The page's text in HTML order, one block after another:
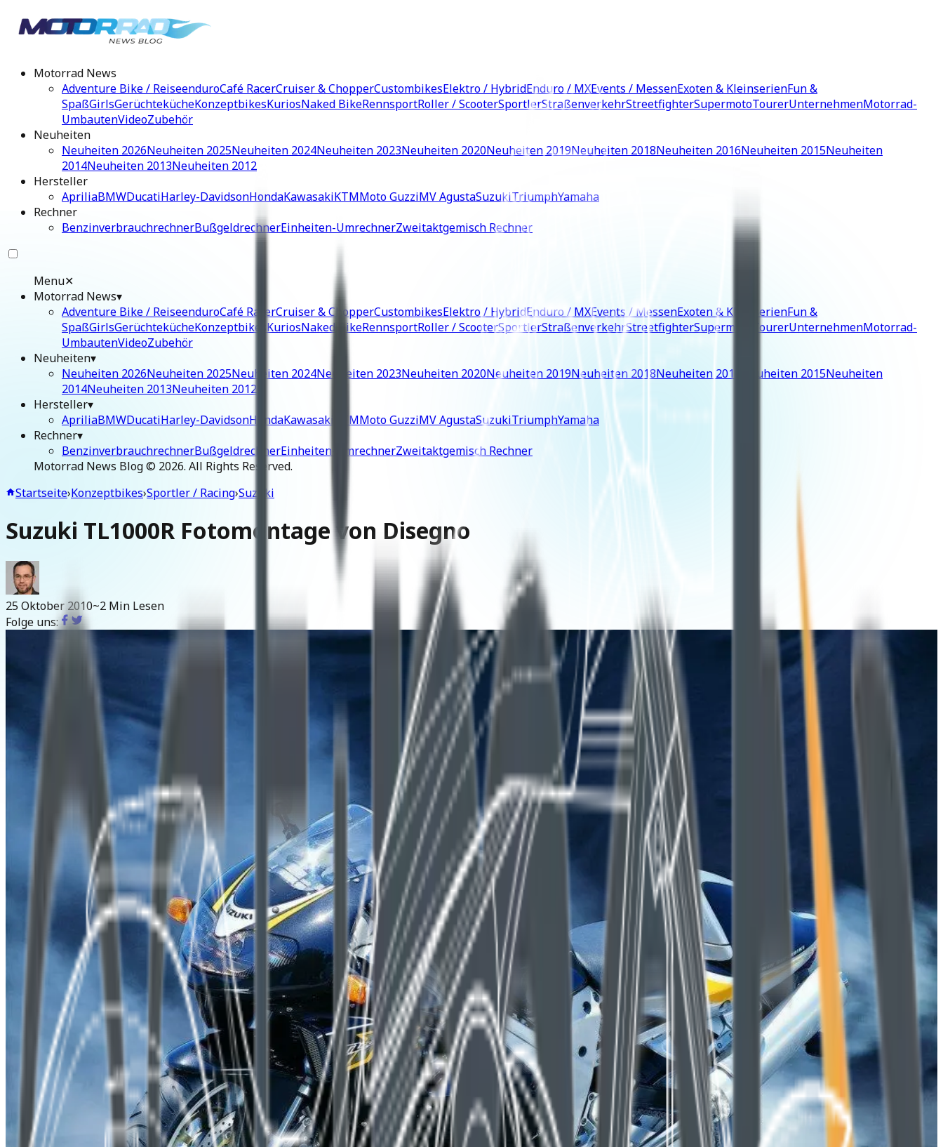
Motorrad News
Adventure Bike / ReiseenduroCafé RacerCruiser & ChopperCustombikesElektro / HybridEnduro / MXEvents / MessenExoten & KleinserienFun &
SpaßGirlsGerüchtekücheKonzeptbikesKuriosNaked BikeRennsportRoller / ScooterSportlerStraßenverkehrStreetfighterSupermotoTourerUnternehmenMotorrad-
UmbautenVideoZubehör
Neuheiten
Neuheiten 2026Neuheiten 2025Neuheiten 2024Neuheiten 2023Neuheiten 2020Neuheiten 2019Neuheiten 2018Neuheiten 2016Neuheiten 2015Neuheiten
2014Neuheiten 2013Neuheiten 2012
Hersteller
ApriliaBMWDucatiHarley-DavidsonHondaKawasakiKTMMoto GuzziMV AgustaSuzukiTriumphYamaha
Rechner
BenzinverbrauchrechnerBußgeldrechnerEinheiten-UmrechnerZweitaktgemisch Rechner
Menu✕
Motorrad News▾
Adventure Bike / ReiseenduroCafé RacerCruiser & ChopperCustombikesElektro / HybridEnduro / MXEvents / MessenExoten & KleinserienFun &
SpaßGirlsGerüchtekücheKonzeptbikes KuriosNaked BikeRennsportRoller / ScooterSportlerStraßenverkehrStreetfighterSupermoto TourerUnternehmenMotorrad-
UmbautenVideoZubehör
Neuheiten▾
Neuheiten 2026Neuheiten 2025Neuheiten 2024Neuheiten 2023Neuheiten 2020Neuheiten 2019Neuheiten 2018Neuheiten 2016 Neuheiten 2015Neuheiten
2014Neuheiten 2013Neuheiten 2012
Hersteller▾
ApriliaBMWDucatiHarley-DavidsonHondaKawasaki KTMMoto GuzziMV AgustaSuzukiTriumphYamaha
Rechner▾
BenzinverbrauchrechnerBußgeldrechnerEinheiten-UmrechnerZweitaktgemisch Rechner
Motorrad News Blog © 2026. All Rights Reserved.
Startseite›Konzeptbikes›Sportler / Racing›Suzuki
Suzuki TL1000R Fotomontage von Disegno
25 Oktober 2010~2 Min Lesen
Folge uns: